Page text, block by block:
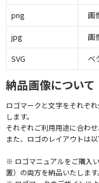
png
画
jpg
画
SVG
ベ
納品画像について
ロゴマークと文字をそれぞ
します。
それぞれご利用用途に合わせ
また、ロゴのレイアウトは
※ ロゴマニュアルをご購入
置）の両方を納品いたします。